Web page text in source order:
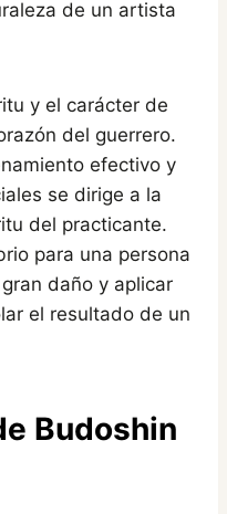
de un artista
y el carácter de
del guerrero.
efectivo y
se dirige a la
del practicante.
para una persona
daño y aplicar
el resultado de un
Budoshin